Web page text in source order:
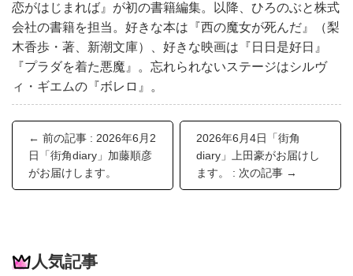
恋がはじまれば』が初の書籍編集。以降、ひろのぶと株式
会社の書籍を担当。好きな本は『西の魔女が死んだ』（梨
木香歩・著、新潮文庫）、好きな映画は『日日是好日』
『プラダを着た悪魔』。忘れられないステージはシルヴ
ィ・ギエムの『ボレロ』。
← 前の記事 : 2026年6月2
日「街角diary」加藤順彦
がお届けします。
2026年6月4日「街角
diary」上田豪がお届けし
ます。 : 次の記事 →
人気記事